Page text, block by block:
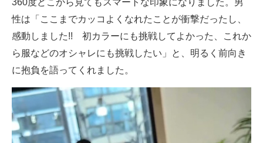
360度どこから見てもスマートな印象になりました。男
性は「ここまでカッコよくなれたことが衝撃だったし、
感動しました!! 初カラーにも挑戦してよかった、これか
ら服などのオシャレにも挑戦したい」と、明るく前向き
に抱負を語ってくれました。